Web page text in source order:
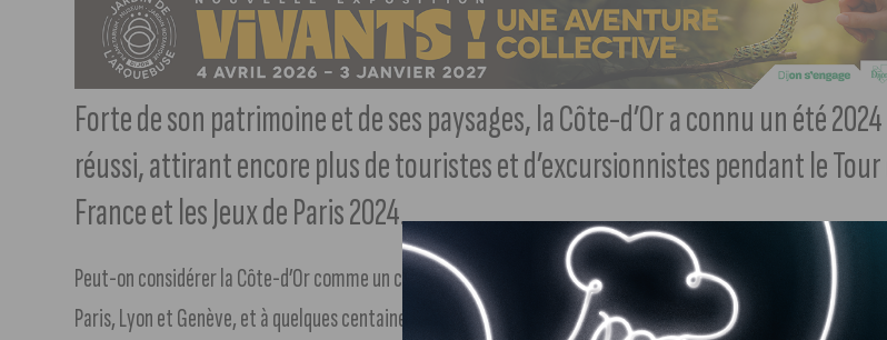
Forte de son patrimoine et de ses paysages, la Côte-d’Or a connu un été 2024
réussi, attirant encore plus de touristes et d’excursionnistes pendant le Tour
France et les Jeux de Paris 2024.
Peut-on considérer la Côte-d’Or comme un carrefour européen. Idéalement situé entre les grands pôles que sont
Paris, Lyon et Genève, et à quelques centaines de kilomètres de l’Allemagne, le département a tiré profit de son